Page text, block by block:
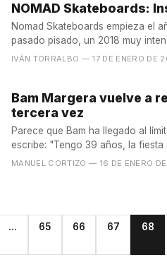
NOMAD Skateboards:
Nomad Skateboards empieza el
pasado pisado, un 2018 muy
formado...
IVÁN TORRALBO — 17 DE ENERO DE
Bam Margera vuelve a
tercera vez
Parece que Bam ha llegado al
escribe: "Tengo 39 años, la fiesta
MANUEL CORTIZO — 16 DE ENERO
... 65 66 67 68